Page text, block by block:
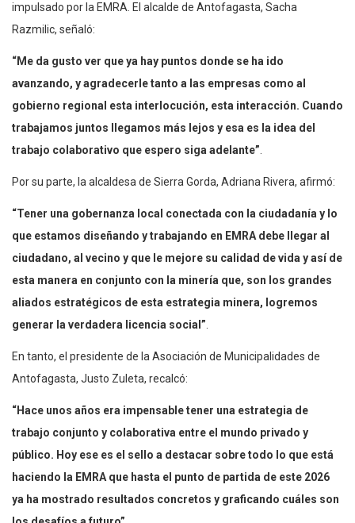
impulsado por la EMRA. El alcalde de Antofagasta, Sacha
Razmilic, señaló:
“Me da gusto ver que ya hay puntos donde se ha ido
avanzando, y agradecerle tanto a las empresas como al
gobierno regional esta interlocución, esta interacción. Cuando
trabajamos juntos llegamos más lejos y esa es la idea del
trabajo colaborativo que espero siga adelante”.
Por su parte, la alcaldesa de Sierra Gorda, Adriana Rivera, afirmó:
“Tener una gobernanza local conectada con la ciudadanía y lo
que estamos diseñando y trabajando en EMRA debe llegar al
ciudadano, al vecino y que le mejore su calidad de vida y así de
esta manera en conjunto con la minería que, son los grandes
aliados estratégicos de esta estrategia minera, logremos
generar la verdadera licencia social”.
En tanto, el presidente de la Asociación de Municipalidades de
Antofagasta, Justo Zuleta, recalcó:
“Hace unos años era impensable tener una estrategia de
trabajo conjunto y colaborativa entre el mundo privado y
público. Hoy ese es el sello a destacar sobre todo lo que está
haciendo la EMRA que hasta el punto de partida de este 2026
ya ha mostrado resultados concretos y graficando cuáles son